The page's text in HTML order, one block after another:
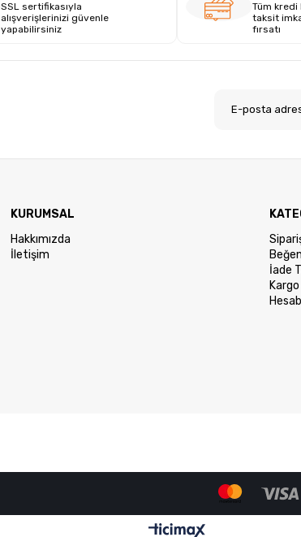
SSL sertifikasıyla
alışverişlerinizi güvenle
yapabilirsiniz
Tüm kredi
taksit
fırsatı
KURUMSAL
Hakkımızda
İletişim
İade